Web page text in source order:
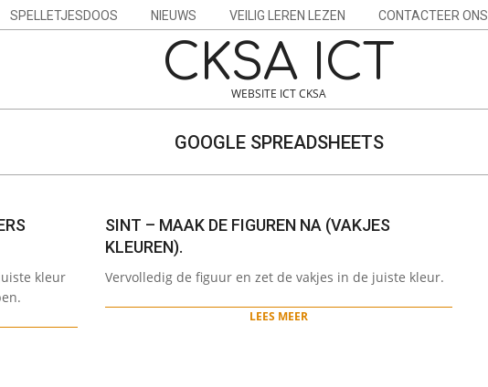
SPELLETJESDOOS NIEUWS VEILIG LEREN LEZEN CONTACTEER ONS
CKSA ICT
WEBSITE ICT CKSA
GOOGLE SPREADSHEETS
kleur
SINT – MAAK DE FIGUREN NA (VAKJES
KLEUREN).
11-
20
Vervolledig de figuur en zet de vakjes in de juiste kleur.
LEES MEER